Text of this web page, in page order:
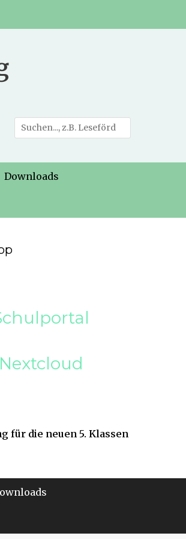
Suche
nach:
Downloads
Nextcloud
für die neuen 5. Klassen